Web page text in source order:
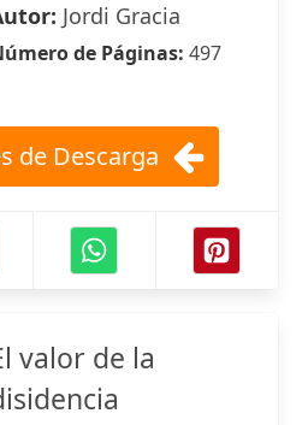
Jordi Gracia
de Páginas: 497
de Descarga
valor de la